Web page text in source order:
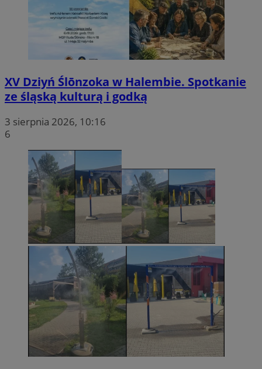
XV Dziyń Ślōnzoka w Halembie. Spotkanie
ze śląską kulturą i godką
3 sierpnia 2026, 10:16
6